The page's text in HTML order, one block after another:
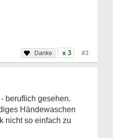
x 3 #3
beruflich gesehen.
Händewaschen
nicht so einfach zu